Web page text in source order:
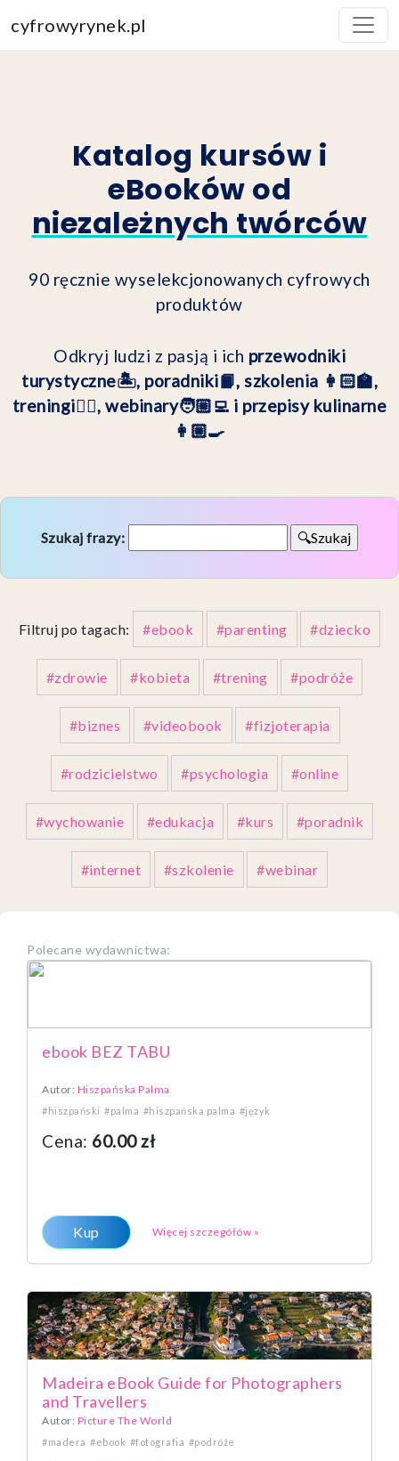
cyfrowyrynek.pl
Katalog kursów i
eBooków od
niezależnych twórców
90 ręcznie wyselekcjonowanych cyfrowych
produktów
Odkryj ludzi z pasją i ich przewodniki
turystyczne🏝, poradniki📙, szkolenia 👩🏻‍🏫,
treningi🏋🏼, webinary🧑🏼‍💻 i przepisy kulinarne
👩🏼‍🍳
Szukaj frazy:
Filtruj po tagach: #ebook #parenting #dziecko
#zdrowie #kobieta #trening #podróże
#biznes #videobook #fizjoterapia
#rodzicielstwo #psychologia #online
#wychowanie #edukacja #kurs #poradnik
#internet #szkolenie #webinar
Polecane wydawnictwa:
ebook BEZ TABU
Autor: Hiszpańska Palma
#hiszpański #palma #hiszpańska palma #język
Cena: 60.00 zł
Kup Więcej szczegółów »
Madeira eBook Guide for Photographers
and Travellers
Autor: Picture The World
#madera #ebook #fotografia #podróże